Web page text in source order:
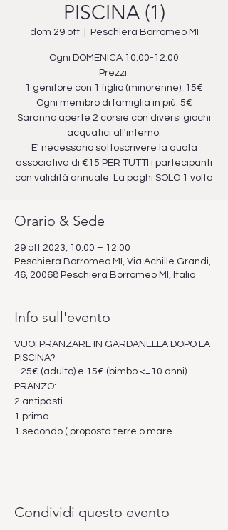
PISCINA (1)
dom 29 ott
  |
Peschiera Borromeo MI
Ogni DOMENICA 10:00-12:00
Prezzi:
1 genitore con 1 figlio (minorenne): 15€
Ogni membro di famiglia in più: 5€
Saranno aperte 2 corsie con diversi giochi
acquatici all'interno.
E' necessario sottoscrivere la quota
associativa di €15 PER TUTTI i partecipanti
con validità annuale. La paghi SOLO 1 volta
Orario & Sede
29 ott 2023, 10:00 – 12:00
Peschiera Borromeo MI, Via Achille Grandi,
46, 20068 Peschiera Borromeo MI, Italia
Info sull'evento
VUOI PRANZARE IN GARDANELLA DOPO LA
PISCINA?
- 25€ (adulto) e 15€ (bimbo <=10 anni)
PRANZO:
2 antipasti
1 primo
1 secondo ( proposta terre o mare
Condividi questo evento